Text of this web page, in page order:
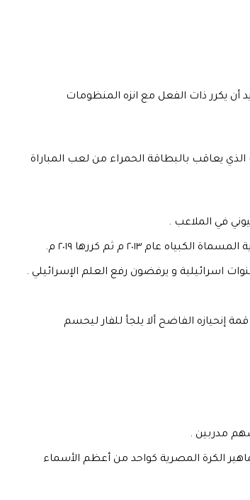
أن يكرر ذات الفعل مع انزه المنظومات
يعاقب بالبطاقة الحمراء من لعب المباراة
في الملاعب .
٢٠١٣ م ثم كررها ٢٠١٩ م.
اسرائيلية و يرفضون رفع العلم الإسرائيلي .
الفاضح ألا يلجأ للفار ليحسم
مدربين .
الكرة المصرية كواحد من أعظم الأسماء